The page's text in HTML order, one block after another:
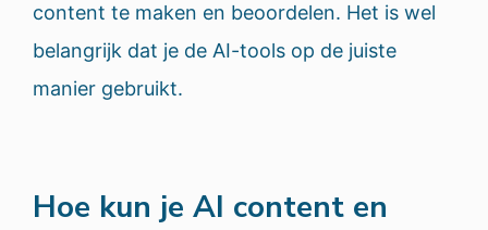
content te maken en beoordelen. Het is wel
belangrijk dat je de AI-tools op de juiste
manier gebruikt.
Hoe kun je AI content en